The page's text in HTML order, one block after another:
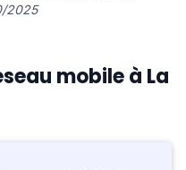
2025
mobile à La